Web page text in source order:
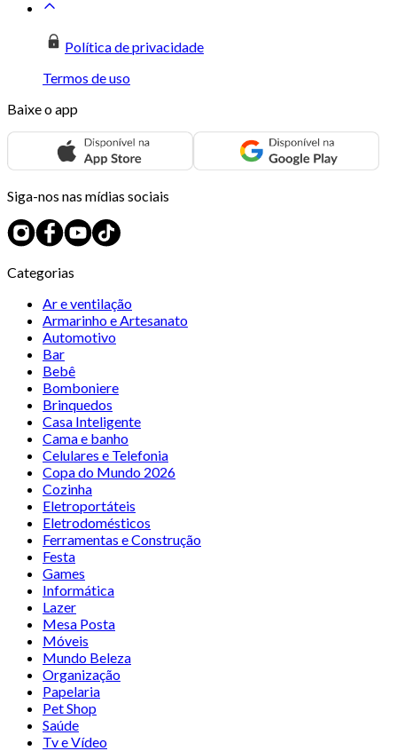
Política de privacidade
Termos de uso
Baixe o app
Siga-nos nas mídias sociais
Categorias
Ar e ventilação
Armarinho e Artesanato
Automotivo
Bar
Bebê
Bomboniere
Brinquedos
Casa Inteligente
Cama e banho
Celulares e Telefonia
Copa do Mundo 2026
Cozinha
Eletroportáteis
Eletrodomésticos
Ferramentas e Construção
Festa
Games
Informática
Lazer
Mesa Posta
Móveis
Mundo Beleza
Organização
Papelaria
Pet Shop
Saúde
Tv e Vídeo